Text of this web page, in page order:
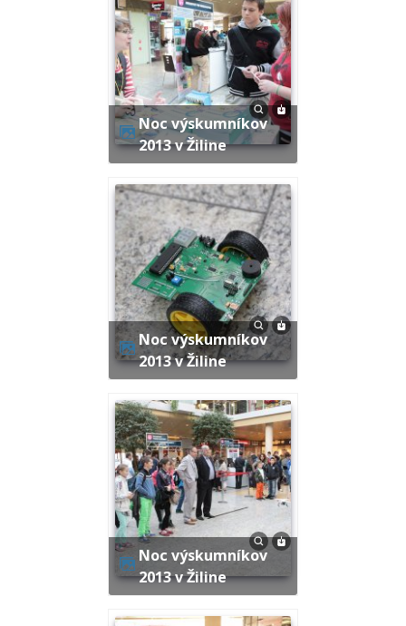
Noc výskumníkov
2013 v Žiline
Noc výskumníkov
2013 v Žiline
Noc výskumníkov
2013 v Žiline